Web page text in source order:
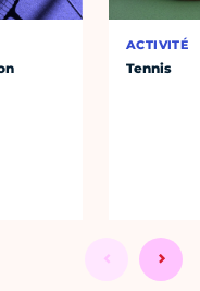
ACTIVITÉ
Tennis